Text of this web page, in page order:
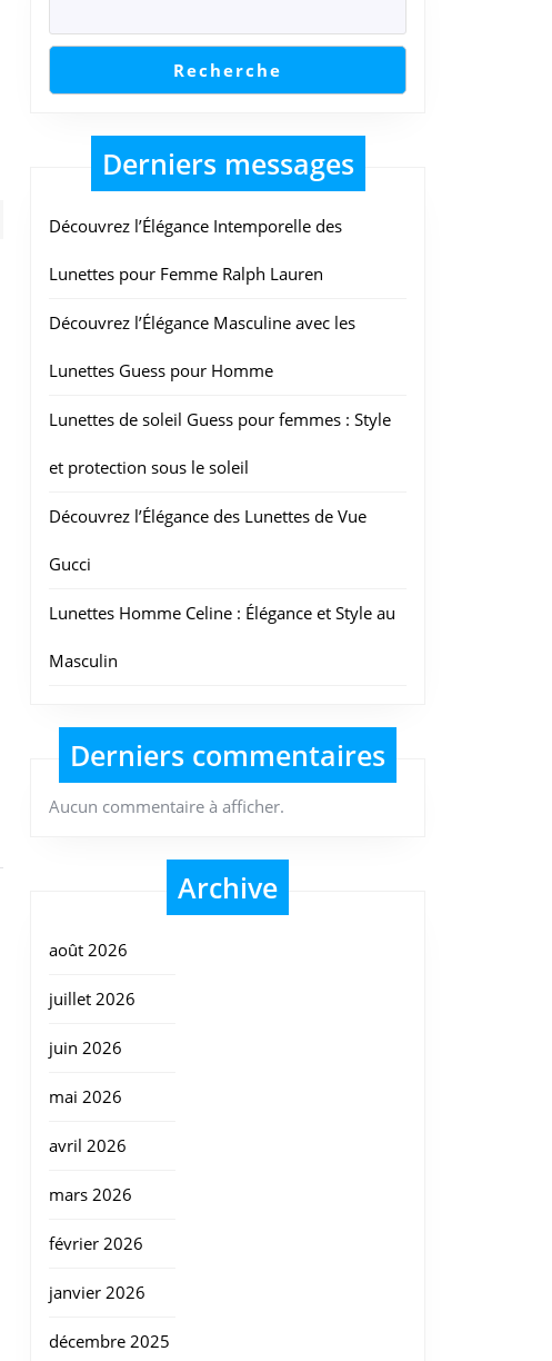
Recherche
Derniers messages
Découvrez l’Élégance Intemporelle des
Lunettes pour Femme Ralph Lauren
Découvrez l’Élégance Masculine avec les
Lunettes Guess pour Homme
Lunettes de soleil Guess pour femmes : Style
et protection sous le soleil
Découvrez l’Élégance des Lunettes de Vue
Gucci
Lunettes Homme Celine : Élégance et Style au
Masculin
Derniers commentaires
Aucun commentaire à afficher.
Archive
août 2026
juillet 2026
juin 2026
mai 2026
avril 2026
mars 2026
février 2026
janvier 2026
décembre 2025